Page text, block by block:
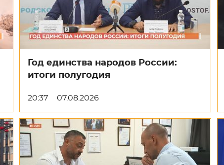
Год единства народов России:
итоги полугодия
20:37 07.08.2026